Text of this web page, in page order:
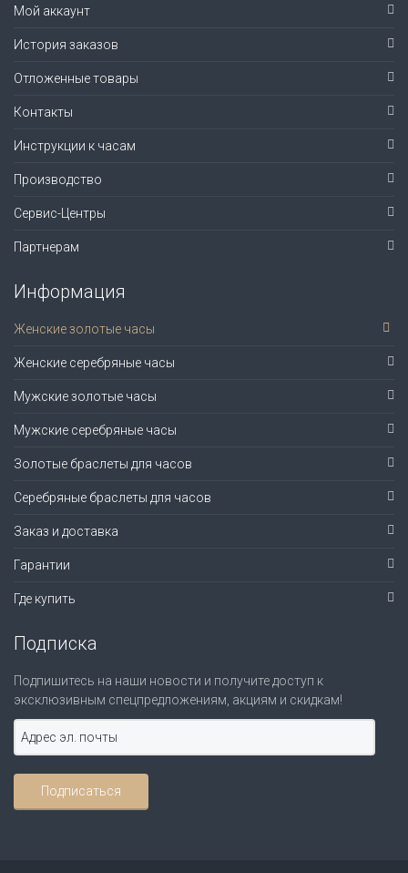
Мой аккаунт
История заказов
Отложенные товары
Контакты
Инструкции к часам
Производство
Сервис-Центры
Партнерам
Информация
Женские золотые часы
Женские серебряные часы
Мужские золотые часы
Мужские серебряные часы
Золотые браслеты для часов
Серебряные браслеты для часов
Заказ и доставка
Гарантии
Где купить
Подписка
Подпишитесь на наши новости и получите доступ к
эксклюзивным спецпредложениям, акциям и скидкам!